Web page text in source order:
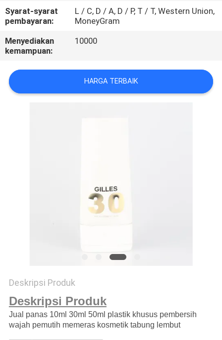
PERMINTAAN
PENAWARAN
SITEMAP
PRIVACY
Syarat-syarat
pembayaran:
L / C, D / A, D / P, T / T, Western Union,
MoneyGram
Menyediakan
kemampuan:
10000
HARGA TERBAIK
Deskripsi Produk
Deskripsi Produk
Jual panas 10ml 30ml 50ml plastik khusus pembersih
wajah pemutih memeras kosmetik tabung lembut